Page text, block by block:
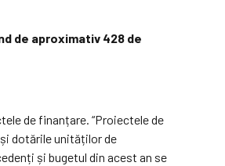
de aproximativ 428 de
de finanțare. “Proiectele de
dotările unităților de
și bugetul din acest an se